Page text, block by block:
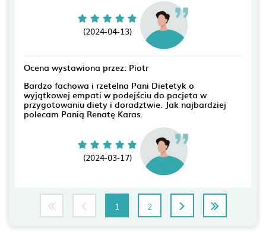
(2024-04-13)
Ocena wystawiona przez: Piotr
Bardzo fachowa i rzetelna Pani Dietetyk o
wyjątkowej empati w podejściu do pacjeta w
przygotowaniu diety i doradztwie. Jak najbardziej
polecam Panią Renatę Karas.
(2024-03-17)
1 2